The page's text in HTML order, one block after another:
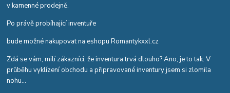
v kamenné prodejně.
Po právě probíhající inventuře
bude možné nakupovat na eshopu Romantykxxl.cz
Zdá se vám, milí zákazníci, že inventura trvá dlouho? Ano, je to tak. V
průběhu vyklízení obchodu a připravované inventury jsem si zlomila
nohu...